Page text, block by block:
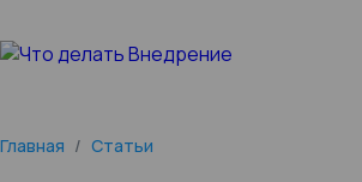
Главная / Статьи